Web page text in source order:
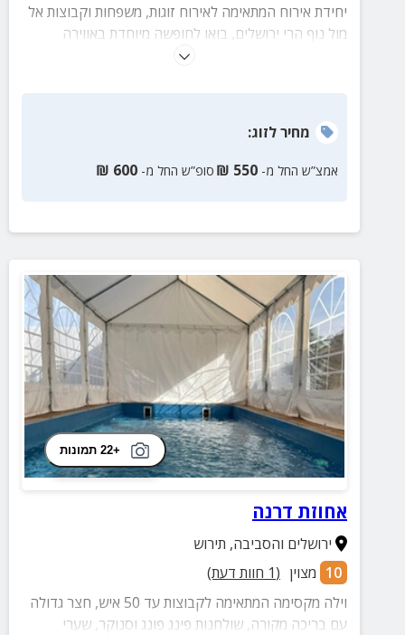
יחידת אירוח המתאימה לאירוח זוגות, משפחות וקבוצות אל
מול נוף הרי ירושלים, בואו לחופשה מיוחדת באווירה
מחירלזוג:
אמצ”ש החל מ- 550
₪ סופ”ש החל מ- 600
₪
+22 תמונות
אחוזת דרנה
ירושלים והסביבה, תירוש
10 מצוין (
1 חוות דעת)
וילה מקסימה המתאימה לקבוצות עד 50 איש, חצר גדולה
עם בריכה מקורה, שולחנות פינג פונג וסנוקר, שערי